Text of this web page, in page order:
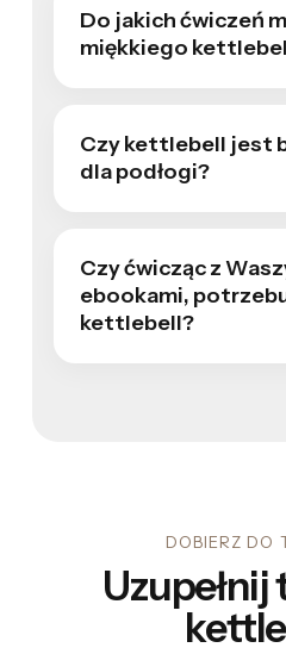
Do jakich ćwiczeń
miękkiego
Czy kettlebell jest
dla podłogi?
Czy ćwicząc z
ebookami,
kettlebell?
DOBIERZ DO